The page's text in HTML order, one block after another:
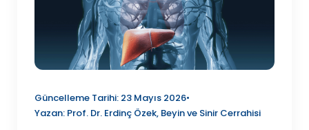
Güncelleme Tarihi: 23 Mayıs 2026•
Yazan: Prof. Dr. Erdinç Özek, Beyin ve Sinir Cerrahisi